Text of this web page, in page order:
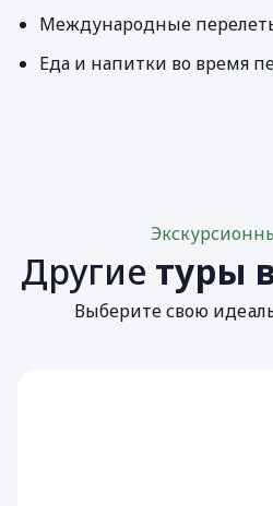
Международные
Еда и напитки во время
Другие туры
Выберите свою